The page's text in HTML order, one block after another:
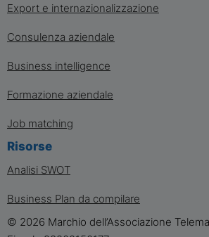
Export e internazionalizzazione
Consulenza aziendale
Business intelligence
Formazione aziendale
Job matching
Risorse
Analisi SWOT
Business Plan da compilare
© 2026 Marchio dell’Associazione